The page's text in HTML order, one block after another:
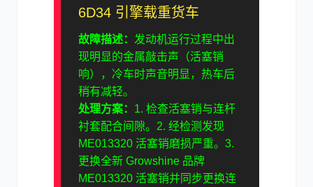
6D34 引擎载重货车
故障描述： 发动机运行过程中出
现明显的金属敲击声（活塞销
响），冷车时声音明显，热车后
稍有减轻。
处理方案： 1. 检查活塞销与连杆
衬套配合间隙。2. 经检测发现
ME013320 活塞销磨损严重。3.
更换全新 Growshine 品牌
ME013320 活塞销并同步更换连